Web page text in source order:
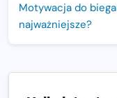
Motywacja do
najważniejsze?